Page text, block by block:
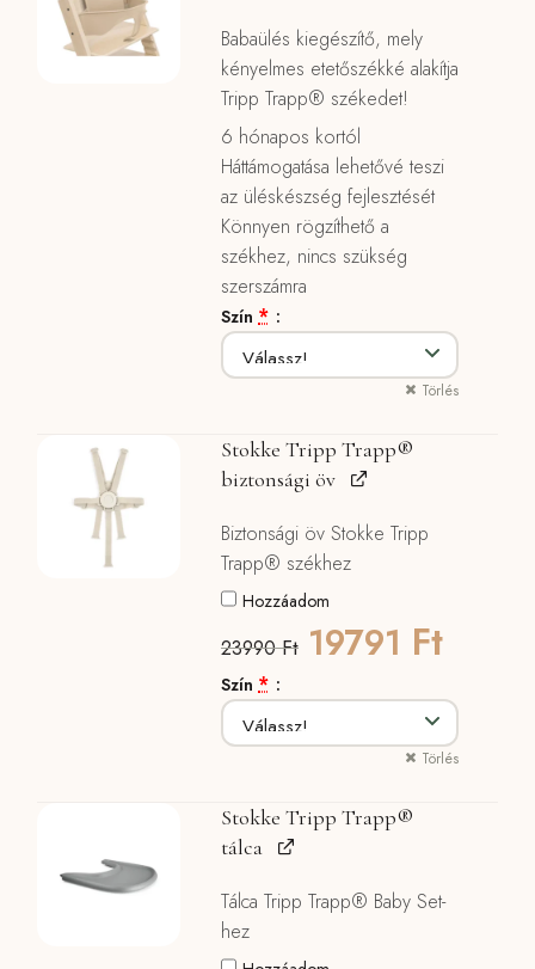
Babaülés kiegészítő, mely
kényelmes etetőszékké alakítja
Tripp Trapp® székedet!
6 hónapos kortól
Háttámogatása lehetővé teszi
az üléskészség fejlesztését
Könnyen rögzíthető a
székhez, nincs szükség
szerszámra
Szín *
Törlés
Stokke Tripp Trapp®
biztonsági öv
Biztonsági öv Stokke Tripp
Trapp® székhez
Hozzáadom
23990Ft Original
price
was:
19791 Ft
price
is:
Szín *
Törlés
Stokke Tripp Trapp®
tálca
Tálca Tripp Trapp® Baby Set-
hez